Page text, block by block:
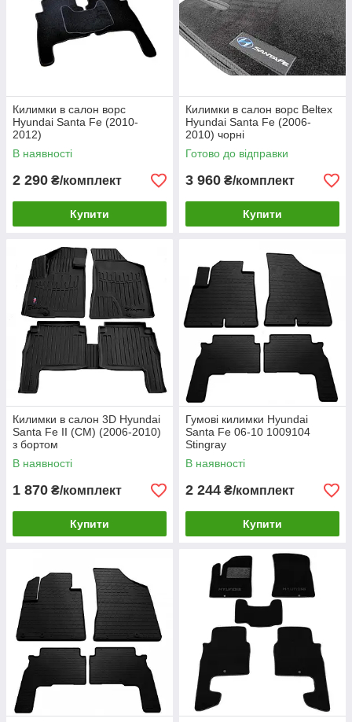
Килимки в салон ворс
Hyundai Santa Fe (2010-
2012)
В наявності
2 290 ₴/комплект
Купити
Килимки в салон ворс Beltex
Hyundai Santa Fe (2006-
2010) чорні
Готово до відправки
3 960 ₴/комплект
Купити
Килимки в салон 3D Hyundai
Santa Fe II (CM) (2006-2010)
з бортом
В наявності
1 870 ₴/комплект
Купити
Гумові килимки Hyundai
Santa Fe 06-10 1009104
Stingray
В наявності
2 244 ₴/комплект
Купити